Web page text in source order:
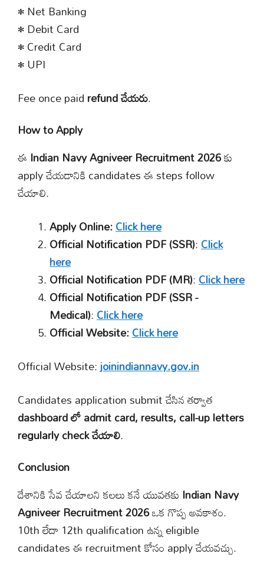
• Net Banking
• Debit Card
• Credit Card
• UPI
Fee once paidrefund చేయరు.
How to Apply
ఈ Indian Navy Agniveer Recruitment 2026కు
apply చేయడానికి candidates ఈ steps follow
చేయాలి.
Apply Online:Click here
Official Notification PDF (SSR):Click
here
Official Notification PDF (MR):Click here
Official Notification PDF (SSR -
Medical):Click here
Official Website:Click here
Official Website:joinindiannavy.gov.in
Candidates application submit చేసిన తర్వాత
dashboard లో admit card, results, call-up letters
regularly check చేయాలి.
Conclusion
దేశానికి సేవ చేయాలని కలలు కనే యువతకు Indian Navy
Agniveer Recruitment 2026ఒక గొప్ప అవకాశం.
10th లేదా 12th qualification ఉన్న eligible
candidates ఈ recruitment కోసం apply చేయవచ్చు.